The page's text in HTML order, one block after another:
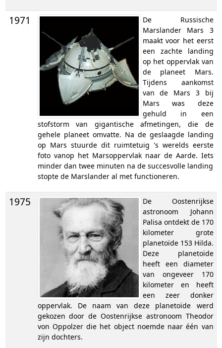
1971
De Russische
Marslander Mars 3
maakt voor het eerst
een zachte landing
op het oppervlak van
de planeet Mars.
Tijdens aankomst
van de Mars 3 bij
Mars was deze
gehuld in een
stofstorm van gigantische afmetingen, die de
gehele planeet omvatte. Na de geslaagde landing
op Mars stuurde dit ruimtetuig 's werelds eerste
foto vanop het Marsoppervlak naar de Aarde. Iets
minder dan twee minuten na de succesvolle landing
stopte de Marslander al met functioneren.
1975
De Oostenrijkse
astronoom Johann
Palisa ontdekt de 170
kilometer grote
planetoïde 153 Hilda.
Deze planetoïde
heeft een diameter
van ongeveer 170
kilometer en heeft
een zeer donker
oppervlak. De naam van deze planetoïde werd
gekozen door de Oostenrijkse astronoom Theodor
von Oppolzer die het object noemde naar één van
zijn dochters.